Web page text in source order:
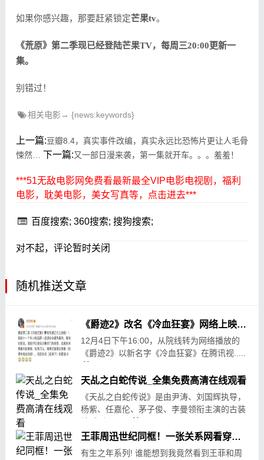
如果你感兴趣，那要赶紧锁定芒果tv。
《荒原》第二季现已经登陆芒果TV，每周三20:00更新一
集。
别错过！
相关电影→ {news:keywords}
上一篇:豆瓣8.4，真实事件改编，真实永远比恐怖片更让人毛骨
悚然…
下一篇:又一部日漫来袭，第一集就开车。。。羞羞！
***51无敌电影网免费看最新最全VIP电影电视剧，福利
电影，耽美电影，美女写真等，点击进去***
百度搜索; 360搜索; 搜狗搜索;
对不起，评论暂时关闭
随机推送文章
《爵迹2》改名《冷血狂宴》网络上映，首映六小时收获3亿元
12月4日下午16:00，从院线转为网络播放的
《爵迹2》以新名字《冷血狂宴》在腾讯视.....
天乩之白蛇传说_全集免费高清在线观看
《天乩之白蛇传说》是由尹涛、刘国辉执导，
杨紫、任嘉伦、茅子俊、李曼领衔主演的古装
王菲周迅世纪同框！一张关系网看穿三十年娱乐风云
有生之年系列! 谁能想到我竟然看到王菲和周